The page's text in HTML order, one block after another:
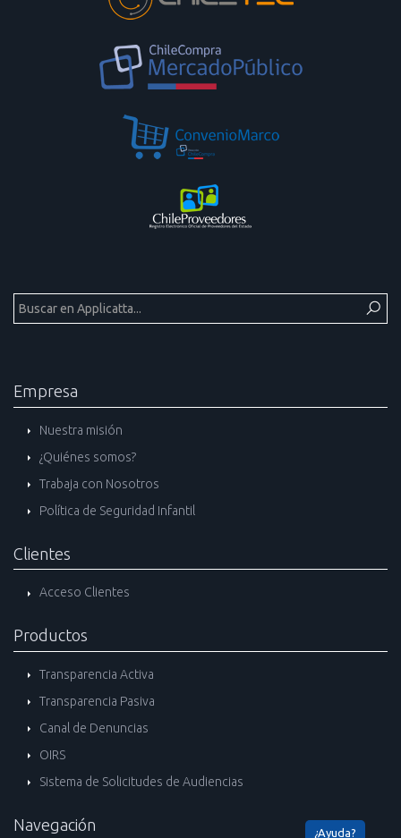
Empresa
Nuestra misión
¿Quiénes somos?
Trabaja con Nosotros
Política de Seguridad Infantil
Clientes
Acceso Clientes
Productos
Transparencia Activa
Transparencia Pasiva
Canal de Denuncias
OIRS
Sistema de Solicitudes de Audiencias
Navegación